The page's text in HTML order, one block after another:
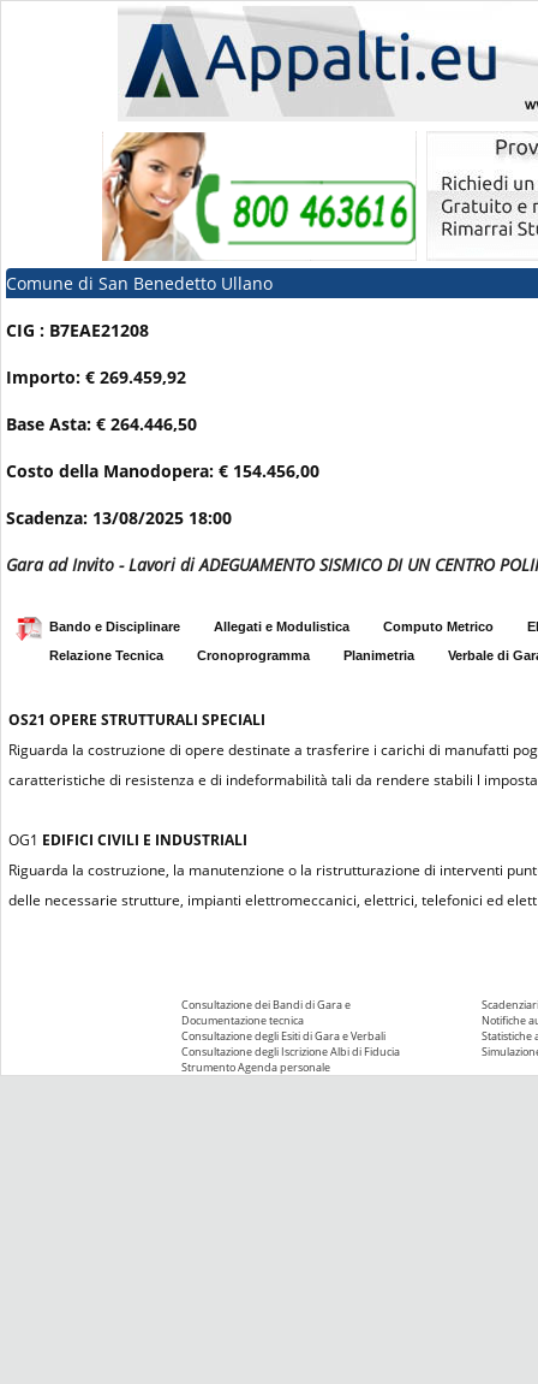
Comune di San Benedetto Ullano
CIG : B7EAE21208
Importo: € 269.459,92
Base Asta: € 264.446,50
Costo della Manodopera: € 154.456,00
Scadenza: 13/08/2025 18:00
Gara ad Invito - Lavori di ADEGUAMENTO SISMICO DI UN CENTRO
Bando e Disciplinare Allegati e Modulistica Computo Metrico
Relazione Tecnica
Cronoprogramma Planimetria Verbale di
OS21 OPERE STRUTTURALI SPECIALI
Riguarda la costruzione di opere destinate a trasferire i carichi di manufatti
caratteristiche di resistenza e di indeformabilità tali da rendere stabili l
OG1 EDIFICI CIVILI E INDUSTRIALI
Riguarda la costruzione, la manutenzione o la ristrutturazione di interventi
delle necessarie strutture, impianti elettromeccanici, elettrici, telefonici ed
Consultazione dei Bandi di Gara e
Documentazione tecnica
Consultazione degli Esiti di Gara e Verbali
Consultazione degli Iscrizione Albi di Fiducia
Strumento Agenda personale
Notifiche
Statistiche